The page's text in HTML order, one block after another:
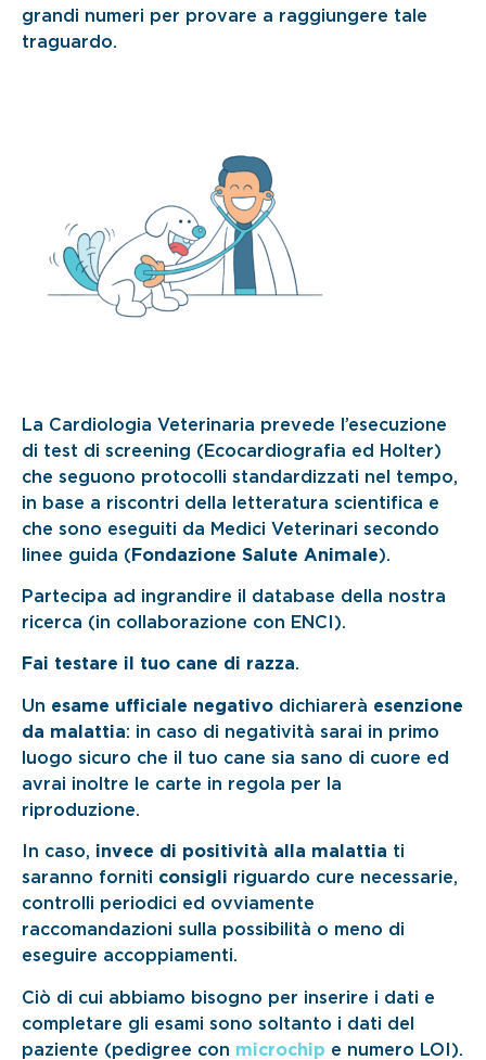
grandi numeri per provare a raggiungere tale
traguardo.
La Cardiologia Veterinaria prevede l’esecuzione
di test di screening (Ecocardiografia ed Holter)
che seguono protocolli standardizzati nel tempo,
in base a riscontri della letteratura scientifica e
che sono eseguiti da Medici Veterinari secondo
linee guida (Fondazione Salute Animale).
Partecipa ad ingrandire il database della nostra
ricerca (in collaborazione con ENCI).
Fai testare il tuo cane di razza.
Un esame ufficiale negativo dichiarerà esenzione
da malattia: in caso di negatività sarai in primo
luogo sicuro che il tuo cane sia sano di cuore ed
avrai inoltre le carte in regola per la
riproduzione.
In caso, invece di positività alla malattia ti
saranno forniti consigli riguardo cure necessarie,
controlli periodici ed ovviamente
raccomandazioni sulla possibilità o meno di
eseguire accoppiamenti.
Ciò di cui abbiamo bisogno per inserire i dati e
completare gli esami sono soltanto i dati del
paziente (pedigree con microchip e numero LOI).